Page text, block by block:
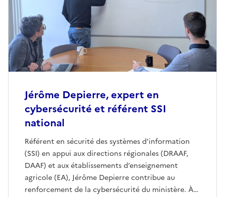
Jérôme Depierre, expert en
cybersécurité et référent SSI
national
Référent en sécurité des systèmes d’information
(SSI) en appui aux directions régionales (DRAAF,
DAAF) et aux établissements d’enseignement
agricole (EA), Jérôme Depierre contribue au
renforcement de la cybersécurité du ministère. À